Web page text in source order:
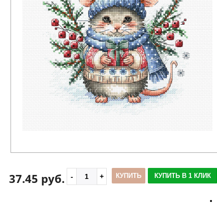
37.45 руб. КУПИТЬ КУПИТЬ В 1 КЛИК